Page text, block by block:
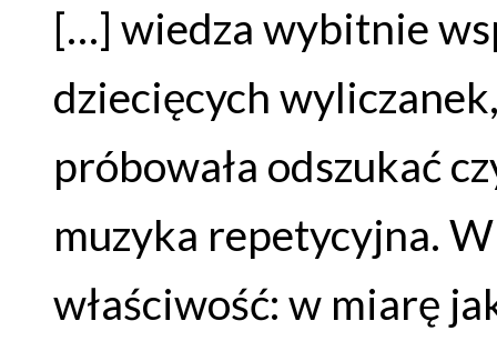
[…] wiedza wybitnie
dziecięcych
próbowała odszukać
muzyka repetycyjna.
właściwość: w miarę